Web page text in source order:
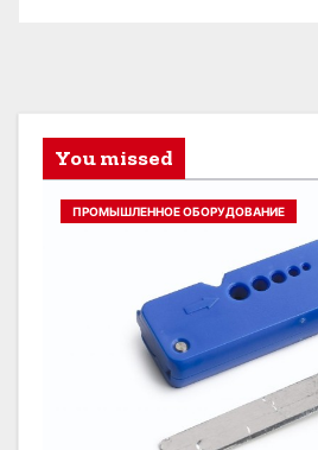
You missed
ПРОМЫШЛЕННОЕ ОБОРУДОВАНИЕ